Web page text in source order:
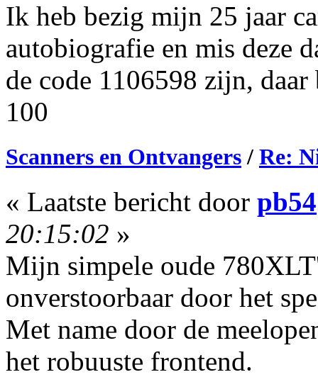
Ik heb bezig mijn 25 jaar
autobiografie en mis deze
de code 1106598 zijn,
100
Scanners en Ontvangers / Re:
« Laatste bericht door pb54
20:15:02 »
Mijn simpele oude
onverstoorbaar door het
Met name door de
het robuuste frontend.